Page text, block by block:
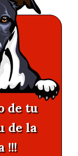
de tu
de la
!!!